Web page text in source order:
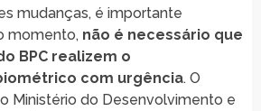
mudanças, é importante
momento, não é necessário que
BPC realizem o
com urgência. O
Ministério do Desenvolvimento e